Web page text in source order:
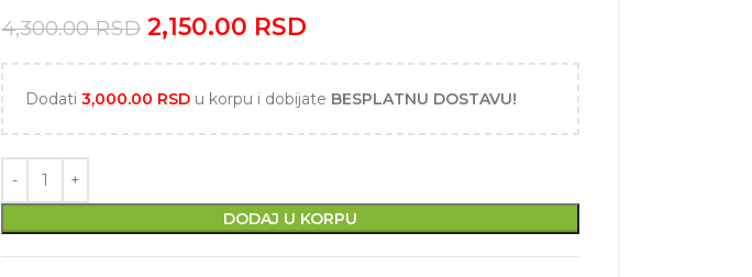
4,300.00RSD 2,150.00 RSD
Dodati 3,000.00 RSDu korpu i dobijate BESPLATNU DOSTAVU!
DODAJ U KORPU